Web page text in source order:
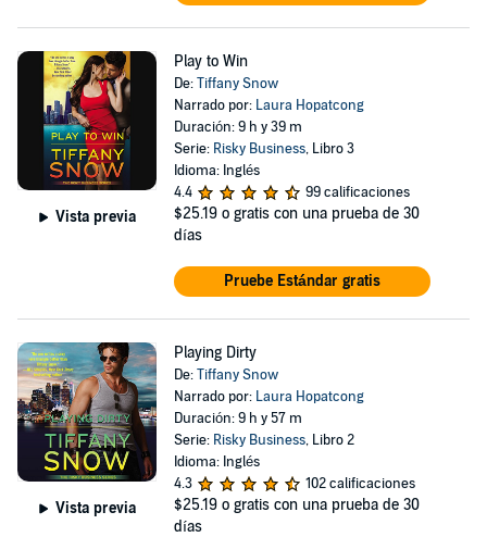
Vista previa
Play to Win
De:Tiffany Snow
Narrado por: Laura Hopatcong
Duración: 9 h y 39 m
Serie: Risky Business, Libro 3
Idioma: Inglés
4.4
99 calificaciones
$25.19 o gratis con una prueba de 30
días
Pruebe Estándar gratis
Vista previa
Playing Dirty
De:Tiffany Snow
Narrado por: Laura Hopatcong
Duración: 9 h y 57 m
Serie: Risky Business, Libro 2
Idioma: Inglés
4.3
102 calificaciones
$25.19 o gratis con una prueba de 30
días